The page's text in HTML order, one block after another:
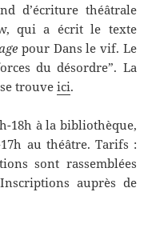
d’écriture théâtrale
qui a écrit le texte
pour Dans le vif. Le
du désordre”. La
trouveici.
18h à la bibliothèque,
au théâtre. Tarifs :
sont rassemblées
auprès de